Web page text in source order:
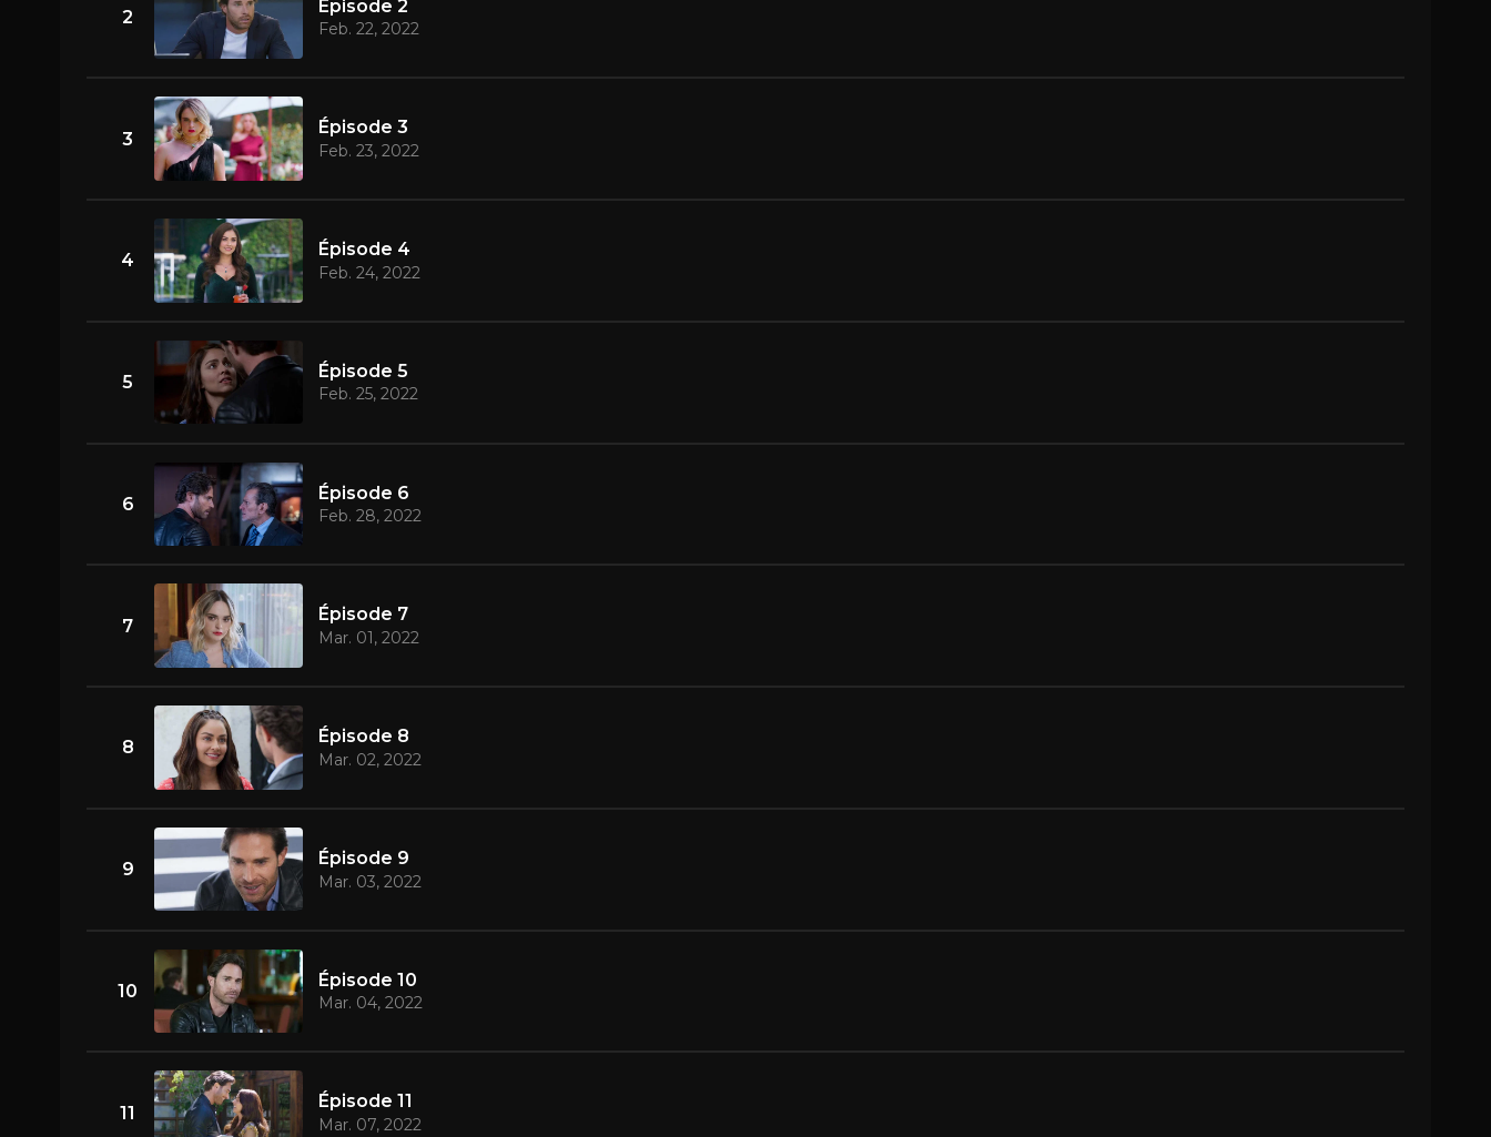
2
Épisode 2
Feb. 22, 2022
3
Épisode 3
Feb. 23, 2022
4
Épisode 4
Feb. 24, 2022
5
Épisode 5
Feb. 25, 2022
6
Épisode 6
Feb. 28, 2022
7
Épisode 7
Mar. 01, 2022
8
Épisode 8
Mar. 02, 2022
9
Épisode 9
Mar. 03, 2022
10
Épisode 10
Mar. 04, 2022
11
Épisode 11
Mar. 07, 2022